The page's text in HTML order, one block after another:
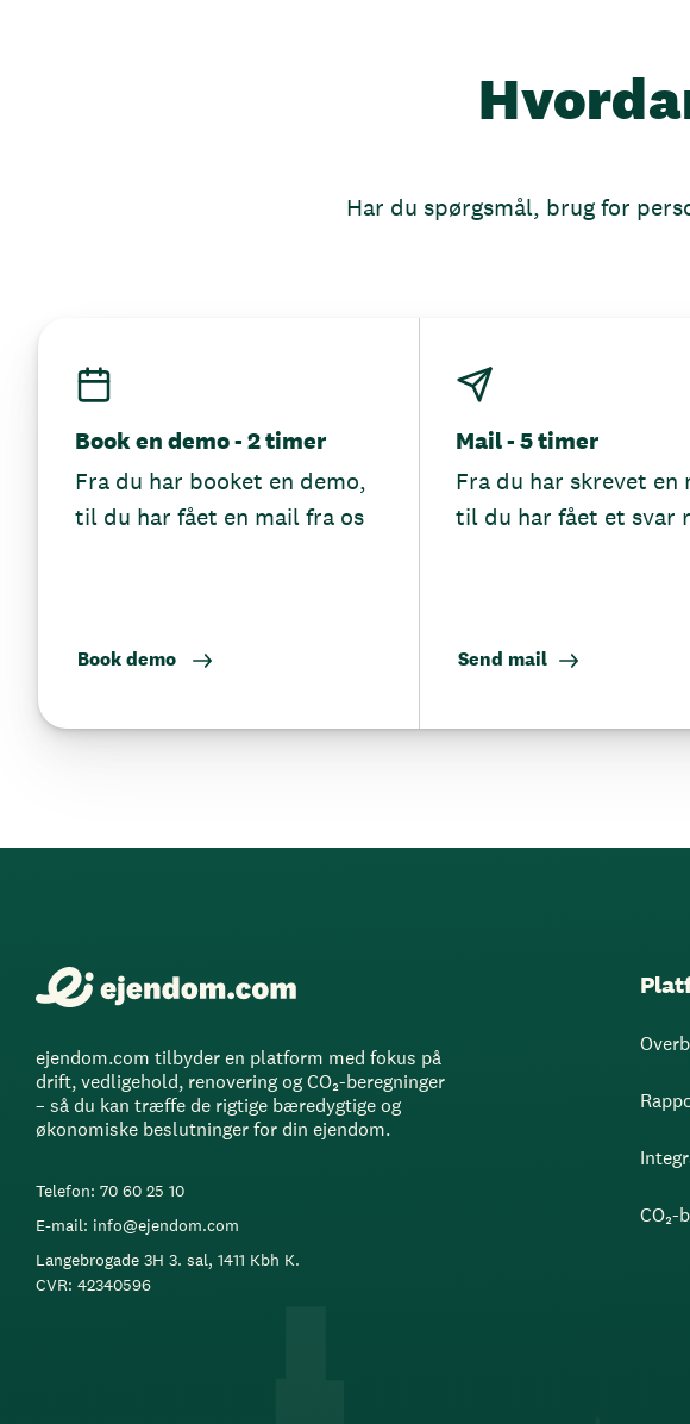
Har du spørgsmål, brug for
Book en demo - 2 timer
Fra du har booket en demo,
til du har fået en mail fra os
Book demo
Mail - 5 timer
Fra du har skrevet en
til du har fået et svar
Send mail
ejendom.com tilbyder en platform med fokus på
drift, vedligehold, renovering og CO₂-beregninger
– så du kan træffe de rigtige bæredygtige og
økonomiske beslutninger for din ejendom.
Telefon: 70 60 25 10
E-mail: info@ejendom.com
Langebrogade 3H 3. sal, 1411 Kbh K.
CVR: 42340596
CO₂-